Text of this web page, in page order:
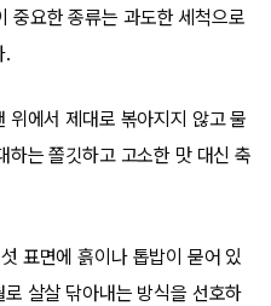
중요한 종류는 과도한 세척으로
.
위에서 제대로 볶아지지 않고 물
하는 쫄깃하고 고소한 맛 대신 축
표면에 흙이나 톱밥이 묻어 있
살살 닦아내는 방식을 선호하